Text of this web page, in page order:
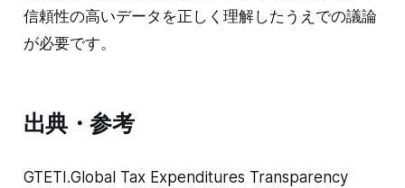
信頼性の高いデータを正しく理解したうえでの議論
が必要です。
出典・参考
GTETI.Global Tax Expenditures Transparency